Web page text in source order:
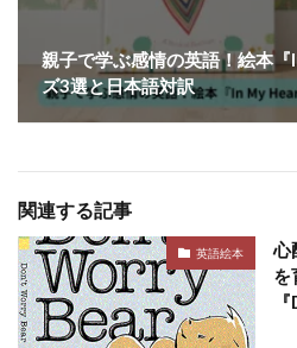
親子で学ぶ感情の英語！絵本
ズ3選と日本語対訳
関連する記事
英語絵本
心
を